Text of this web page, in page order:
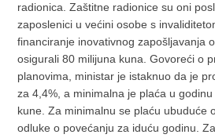
radionica. Zaštitne radionice su oni
zaposlenici u većini osobe s
financiranje inovativnog zapošljavanja
osigurali 80 milijuna kuna. Govoreći o
planovima, ministar je istaknuo da je
za 4,4%, a minimalna je plaća u
kune. Za minimalnu se plaću ubuduće
odluke o povećanju za iduću godinu.